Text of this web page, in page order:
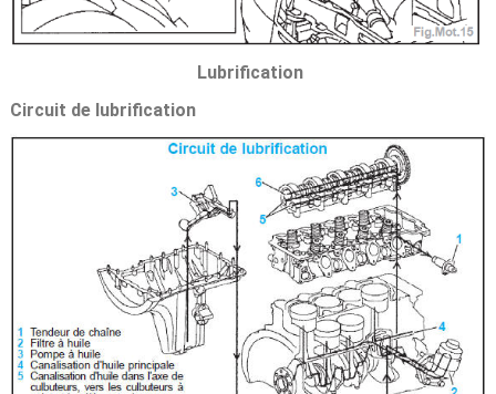
Lubrification
Circuit de lubrification